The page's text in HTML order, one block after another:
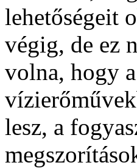
lehetőségeit
végig, de ez
volna, hogy
lesz, a